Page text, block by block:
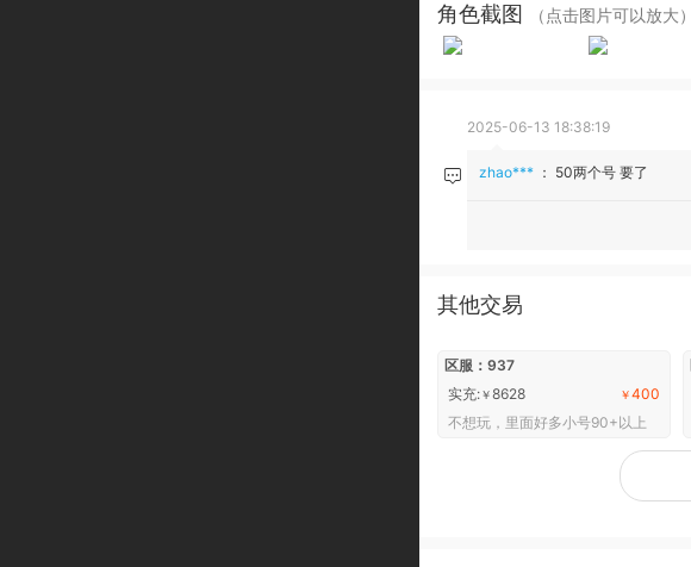
角色截图 （点击图片可以放大）
2025-06-13 18:38:19
zhao*** ： 50两个号 要了
其他交易
区服：937
￥400
实充:￥8628
不想玩，里面好多小号90+以上